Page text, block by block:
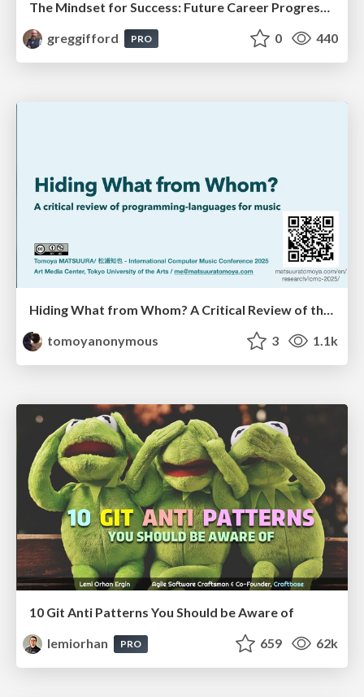
greggifford
PRO 0 440
Hiding What from Whom? A Critical Review of the History of Programming languages for Music
tomoyanonymous
3 1.1k
10 Git Anti Patterns You Should be Aware of
lemiorhan
PRO 659 62k